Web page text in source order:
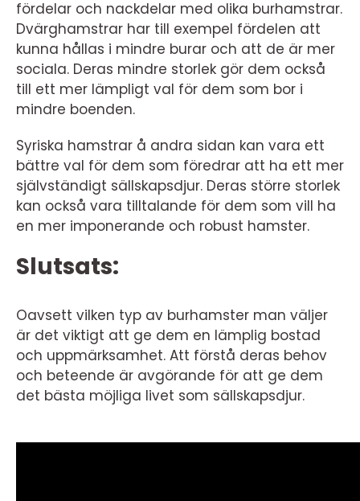
fördelar och nackdelar med olika burhamstrar.
Dvärghamstrar har till exempel fördelen att
kunna hållas i mindre burar och att de är mer
sociala. Deras mindre storlek gör dem också
till ett mer lämpligt val för dem som bor i
mindre boenden.
Syriska hamstrar å andra sidan kan vara ett
bättre val för dem som föredrar att ha ett mer
självständigt sällskapsdjur. Deras större storlek
kan också vara tilltalande för dem som vill ha
en mer imponerande och robust hamster.
Slutsats:
Oavsett vilken typ av burhamster man väljer
är det viktigt att ge dem en lämplig bostad
och uppmärksamhet. Att förstå deras behov
och beteende är avgörande för att ge dem
det bästa möjliga livet som sällskapsdjur.